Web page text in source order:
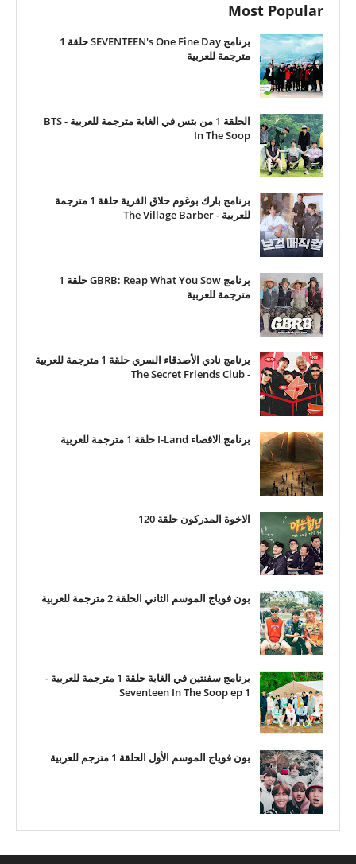
Most Popular
برنامج SEVENTEEN's One Fine Day حلقة 1
مترجمة للعربية
الحلقة 1 من بتس في الغابة مترجمة للعربية - BTS
In The Soop
برنامج بارك بوغوم حلاق القرية حلقة 1 مترجمة
للعربية - The Village Barber
برنامج GBRB: Reap What You Sow حلقة 1
مترجمة للعربية
برنامج نادي الأصدقاء السري حلقة 1 مترجمة للعربية
- The Secret Friends Club
برنامج الاقصاء I-Land حلقة 1 مترجمة للعربية
الاخوة المدركون حلقة 120
بون فوياج الموسم الثاني الحلقة 2 مترجمة للعربية
برنامج سفنتين في الغابة حلقة 1 مترجمة للعربية -
Seventeen In The Soop ep 1
بون فوياج الموسم الأول الحلقة 1 مترجم للعربية